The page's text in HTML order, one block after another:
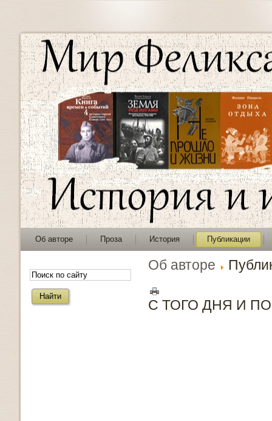
Об авторе Проза История Публикации
Об авторе
С ТОГО ДНЯ И